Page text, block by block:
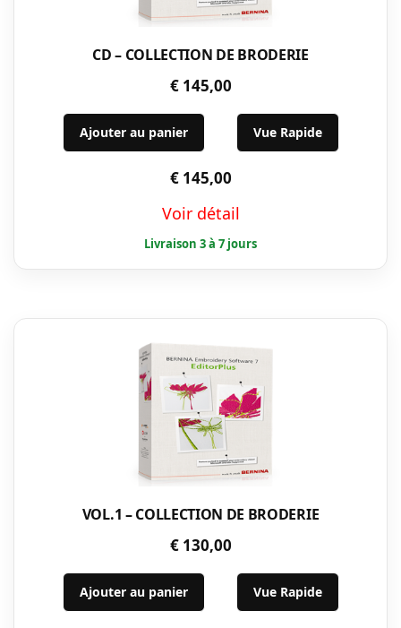
CD – COLLECTION DE BRODERIE
€145,00
Ajouter au panier Vue Rapide
€145,00
Voir détail
VOL.1 – COLLECTION DE BRODERIE
€130,00
Ajouter au panier Vue Rapide